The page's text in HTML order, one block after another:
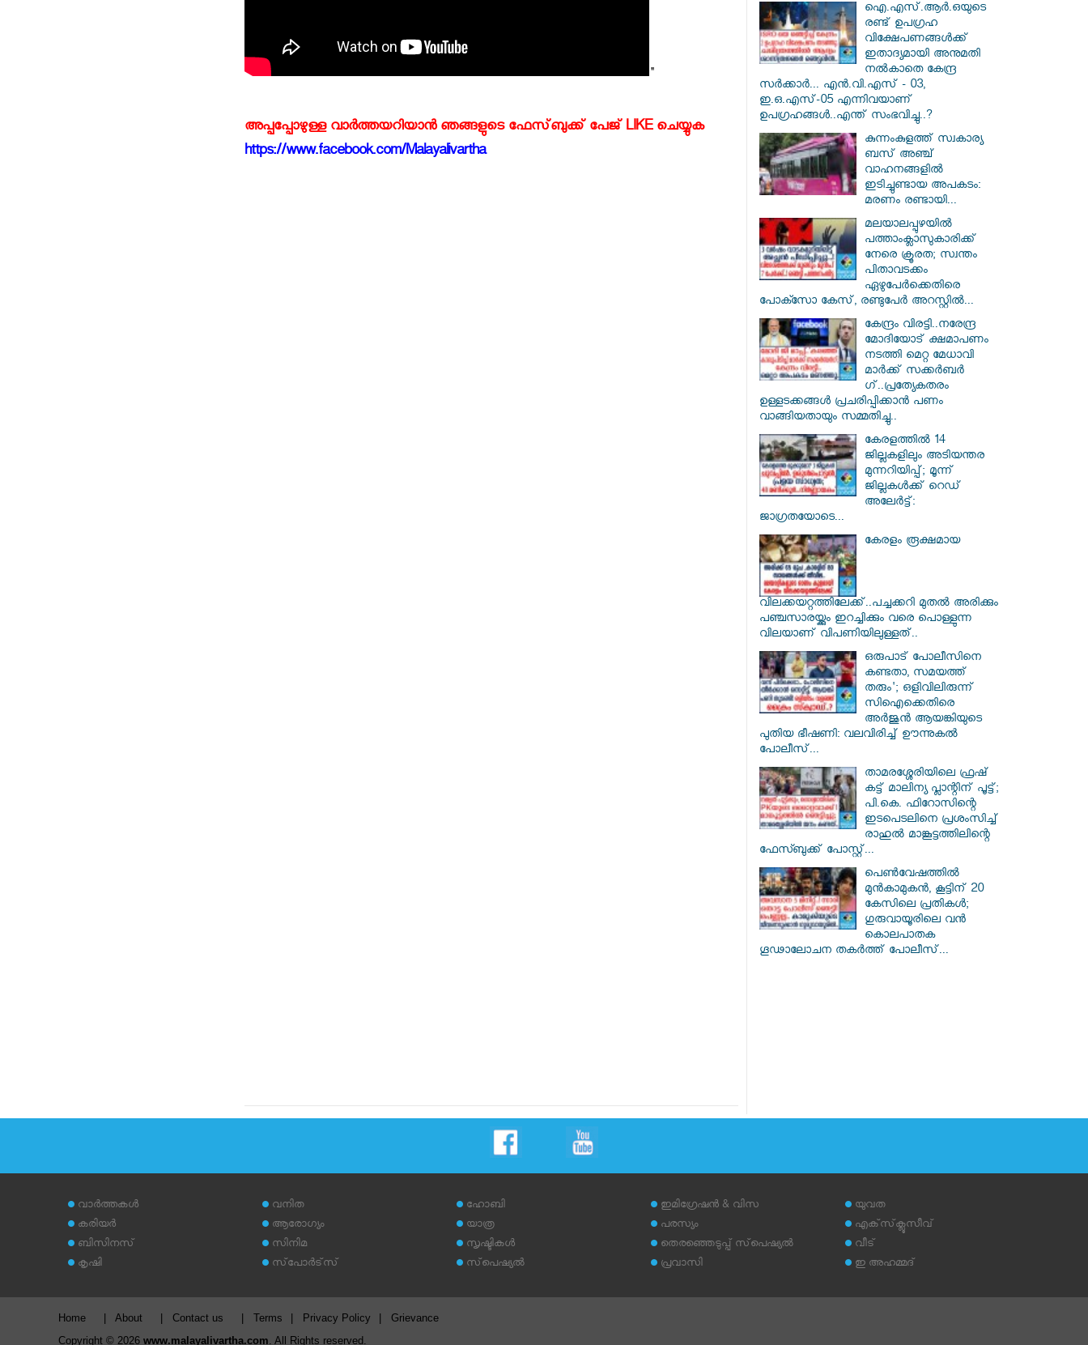
"
അപ്പപ്പോഴുള്ള വാര്‍ത്തയറിയാന്‍ ഞങ്ങളുടെ ഫേസ്‌ബുക്ക്‌ പേജ് LIKE ചെയ്യുക
https://www.facebook.com/Malayalivartha
ഐ.എസ്.ആർ.ഒയുടെ
രണ്ട് ഉപഗ്രഹ
വിക്ഷേപണങ്ങൾക്ക്
ഇതാദ്യമായി അനുമതി
നൽകാതെ കേന്ദ്ര
സർക്കാർ... എൻ.വി.എസ് - 03,
ഇ.ഒ.എസ്-05 എന്നിവയാണ്
ഉപഗ്രഹങ്ങൾ..എന്ത് സംഭവിച്ചു..?
കുന്നംകുളത്ത് സ്വകാര്യ
ബസ് അഞ്ച്
വാഹനങ്ങളിൽ
ഇടിച്ചുണ്ടായ അപകടം:
മരണം രണ്ടായി...
മലയാലപ്പുഴയിൽ
പത്താംക്ലാസുകാരിക്ക്
നേരെ ക്രൂരത; സ്വന്തം
പിതാവടക്കം
ഏഴുപേർക്കെതിരെ
പോക്സോ കേസ്, രണ്ടുപേർ അറസ്റ്റിൽ...
കേന്ദ്രം വിരട്ടി..നരേന്ദ്ര
മോദിയോട് ക്ഷമാപണം
നടത്തി മെറ്റ മേധാവി
മാർക്ക് സക്കർബർ​
ഗ്..പ്രത്യേകതരം
ഉള്ളടക്കങ്ങൾ പ്രചരിപ്പിക്കാൻ പണം
വാങ്ങിയതായും സമ്മതിച്ചു..
കേരളത്തിൽ 14
ജില്ലകളിലും അടിയന്തര
മുന്നറിയിപ്പ്; മൂന്ന്
ജില്ലകൾക്ക് റെഡ്
അലേർട്ട്:
ജാഗ്രതയോടെ...
കേരളം രൂക്ഷമായ
വിലക്കയറ്റത്തിലേക്ക്..പച്ചക്കറി മുതൽ അരിക്കും
പഞ്ചസാരയ്ക്കും ഇറച്ചിക്കും വരെ പൊള്ളുന്ന
വിലയാണ് വിപണിയിലുള്ളത്..
ഒരുപാട് പോലീസിനെ
കണ്ടതാ, സമയത്ത്
തരും'; ഒളിവിലിരുന്ന്
സിഐക്കെതിരെ
അർജുൻ ആയങ്കിയുടെ
പുതിയ ഭീഷണി: വലവിരിച്ച് ഊന്നുകൽ
പോലീസ്...
താമരശ്ശേരിയിലെ ഫ്രഷ്
കട്ട് മാലിന്യ പ്ലാന്റിന് പൂട്ട്;
പി.കെ. ഫിറോസിന്റെ
ഇടപെടലിനെ പ്രശംസിച്ച്
രാഹുൽ മാങ്കൂട്ടത്തിലിന്റെ
ഫേസ്ബുക്ക് പോസ്റ്റ്...
പെൺവേഷത്തിൽ
മുൻകാമുകൻ, കൂട്ടിന് 20
കേസിലെ പ്രതികൾ;
ഗുരുവായൂരിലെ വൻ
കൊലപാതക
ഗൂഢാലോചന തകർത്ത് പോലീസ്...
വാര്‍ത്തകള്‍
കരിയര്‍
ബിസിനസ്
കൃഷി
വനിത
ആരോഗ്യം
സിനിമ
സ്‌പോര്‍ട്‌സ്
ഹോബി
യാത്ര
സൃഷ്ടികള്‍
സ്‌പെഷ്യല്‍
ഇമിഗ്രേഷന്‍ & വിസ
പരസ്യം
തെരഞ്ഞെടുപ്പ് സ്‌പെഷ്യല്‍
പ്രവാസി
യുവത
എക്‌സ്‌ക്ലൂസീവ്
വീട്
ഇ അഹമ്മദ്‌
Home About Contact us Terms Privacy Policy
Grievance
Copyright © 2026 www.malayalivartha.com. All Rights reserved.